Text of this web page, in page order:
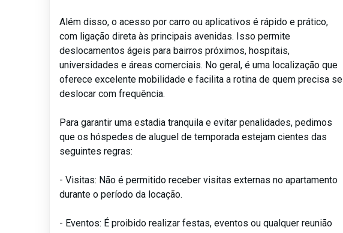
Além disso, o acesso por carro ou aplicativos é rápido e prático,
com ligação direta às principais avenidas. Isso permite
deslocamentos ágeis para bairros próximos, hospitais,
universidades e áreas comerciais. No geral, é uma localização que
oferece excelente mobilidade e facilita a rotina de quem precisa se
deslocar com frequência.
Para garantir uma estadia tranquila e evitar penalidades, pedimos
que os hóspedes de aluguel de temporada estejam cientes das
seguintes regras:
- Visitas: Não é permitido receber visitas externas no apartamento
durante o período da locação.
- Eventos: É proibido realizar festas, eventos ou qualquer reunião